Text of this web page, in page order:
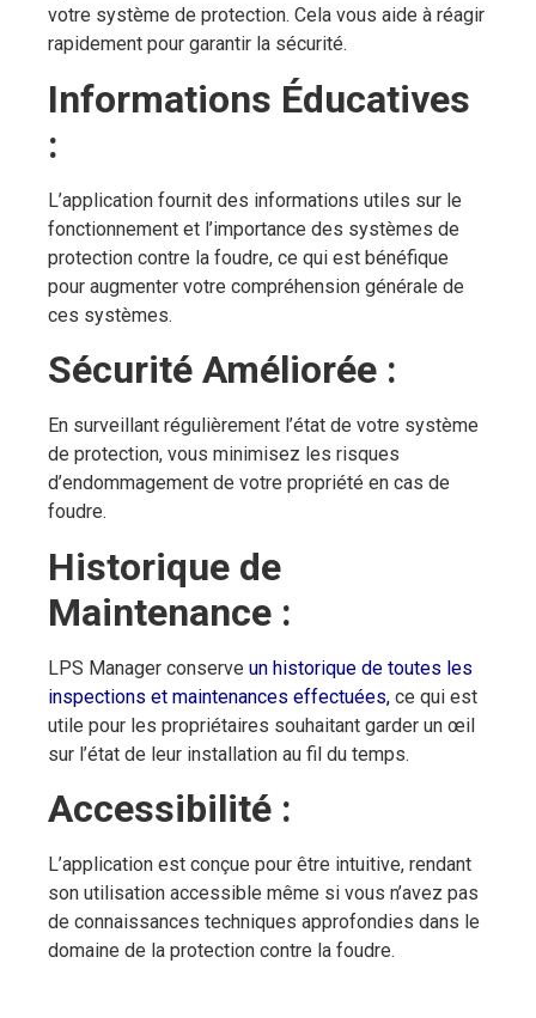
votre système de protection. Cela vous aide à réagir
rapidement pour garantir la sécurité.
Informations Éducatives
:
L’application fournit des informations utiles sur le
fonctionnement et l’importance des systèmes de
protection contre la foudre, ce qui est bénéfique
pour augmenter votre compréhension générale de
ces systèmes.
Sécurité Améliorée :
En surveillant régulièrement l’état de votre système
de protection, vous minimisez les risques
d’endommagement de votre propriété en cas de
foudre.
Historique de
Maintenance :
LPS Manager conserve un historique de toutes les
inspections et maintenances effectuées, ce qui est
utile pour les propriétaires souhaitant garder un œil
sur l’état de leur installation au fil du temps.
Accessibilité :
L’application est conçue pour être intuitive, rendant
son utilisation accessible même si vous n’avez pas
de connaissances techniques approfondies dans le
domaine de la protection contre la foudre.